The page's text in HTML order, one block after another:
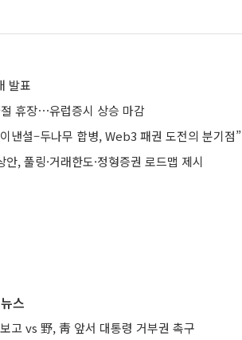
발표
휴장⋯유럽증시 상승 마감
낸셜–두나무 합병, Web3 패권 도전의 분기점”
, 풀링·거래한도·정형증권 로드맵 제시
스
고 vs 野, 靑 앞서 대통령 거부권 촉구